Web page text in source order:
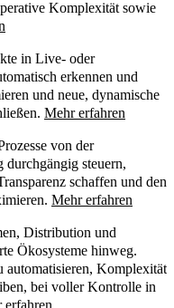
Komplexität sowie
in Live- oder
erkennen und
und neue, dynamische
Mehr erfahren
von der
steuern,
schaffen und den
Mehr erfahren
Distribution und
Ökosysteme hinweg.
Komplexität
bei voller Kontrolle in